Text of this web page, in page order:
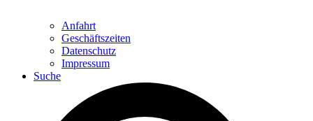
Anfahrt
Geschäftszeiten
Datenschutz
Impressum
Suche